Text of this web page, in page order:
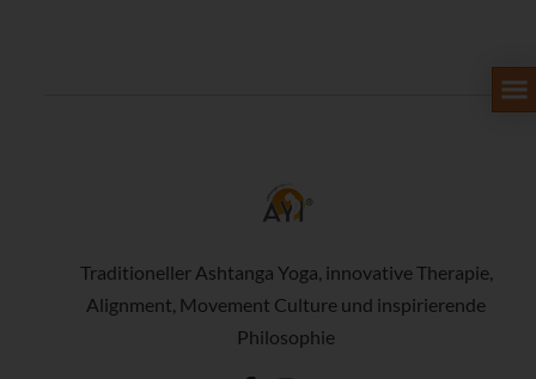
Traditioneller Ashtanga Yoga, innovative Therapie,
Alignment, Movement Culture und inspirierende
Philosophie